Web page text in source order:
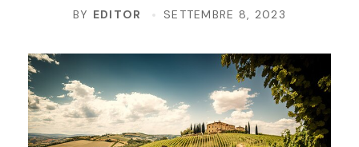
BY EDITOR SETTEMBRE 8, 2023